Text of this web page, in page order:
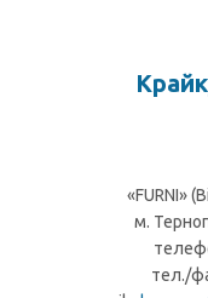
«FURNI»
м.
тел./